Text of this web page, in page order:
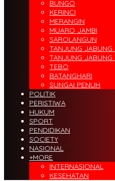
BUNGO
KERINCI
MERANGIN
MUARO JAMBI
SAROLANGUN
TANJUNG JABUNG
TANJUNG JABUNG
TEBO
BATANGHARI
SUNGAI PENUH
POLITIK
PERISTIWA
HUKUM
SPORT
PENDIDIKAN
SOCIETY
NASIONAL
+MORE
INTERNASIONAL
KESEHATAN